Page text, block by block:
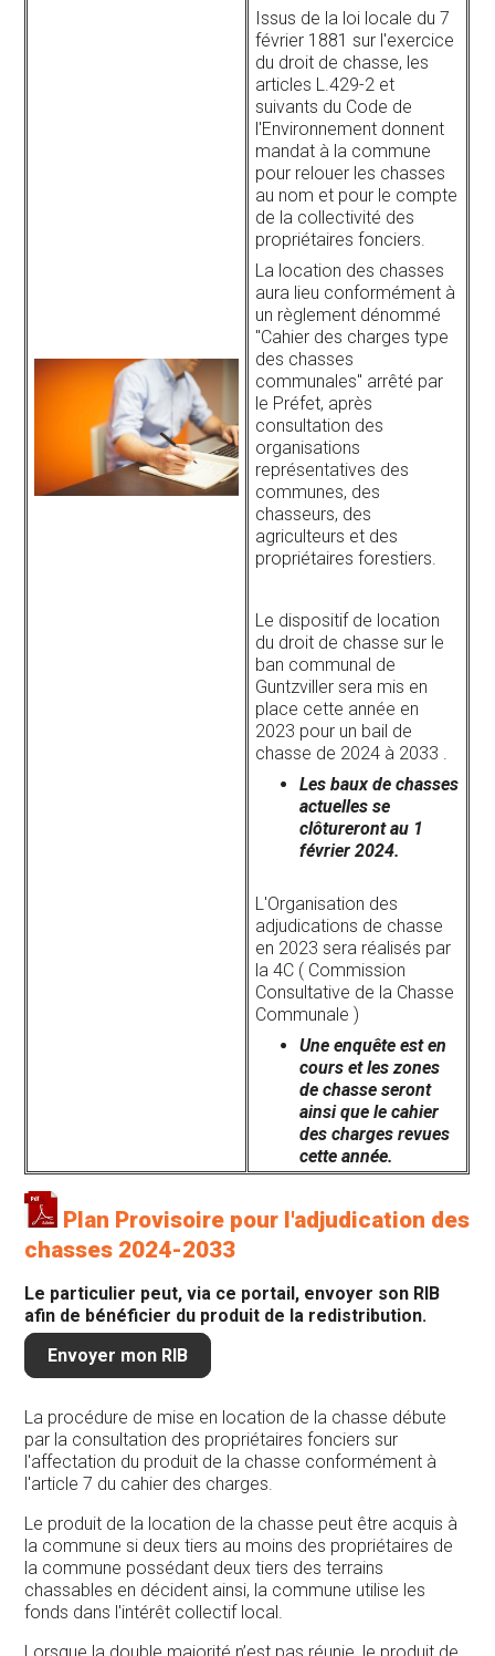
Issus de la loi locale du 7
février 1881 sur l'exercice
du droit de chasse, les
articles L.429-2 et
suivants du Code de
l'Environnement donnent
mandat à la commune
pour relouer les chasses
au nom et pour le compte
de la collectivité des
propriétaires fonciers.
La location des chasses
aura lieu conformément à
un règlement dénommé
"Cahier des charges type
des chasses
communales" arrêté par
le Préfet, après
consultation des
organisations
représentatives des
communes, des
chasseurs, des
agriculteurs et des
propriétaires forestiers.
Le dispositif de location
du droit de chasse sur le
ban communal de
Guntzviller sera mis en
place cette année en
2023 pour un bail de
chasse de 2024 à 2033 .
Les baux de chasses
actuelles se
clôtureront au 1
février 2024.
L'Organisation des
adjudications de chasse
en 2023 sera réalisés par
la 4C ( Commission
Consultative de la Chasse
Communale )
Une enquête est en
cours et les zones
de chasse seront
ainsi que le cahier
des charges revues
cette année.
Plan Provisoire pour l'adjudication des
chasses 2024-2033
Le particulier peut, via ce portail, envoyer son RIB
afin de bénéficier du produit de la redistribution.
Envoyer mon RIB
La procédure de mise en location de la chasse débute
par la consultation des propriétaires fonciers sur
l'affectation du produit de la chasse conformément à
l'article 7 du cahier des charges.
Le produit de la location de la chasse peut être acquis à
la commune si deux tiers au moins des propriétaires de
la commune possédant deux tiers des terrains
chassables en décident ainsi, la commune utilise les
fonds dans l'intérêt collectif local.